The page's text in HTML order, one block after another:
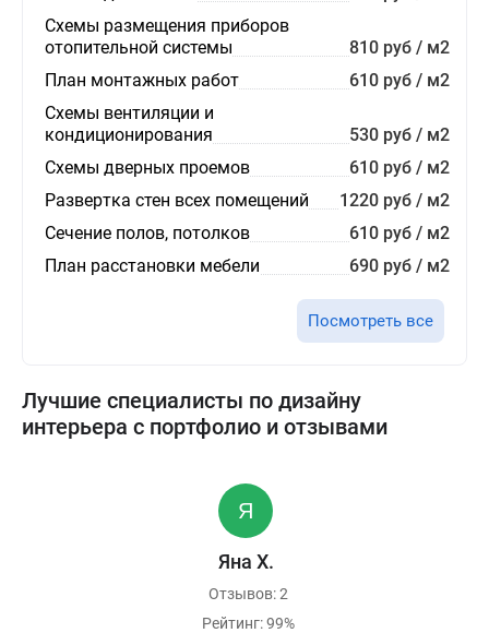
Схемы размещения приборов
отопительной системы
810 руб / м2
План монтажных работ
610 руб / м2
Схемы вентиляции и
кондиционирования
530 руб / м2
Схемы дверных проемов
610 руб / м2
Развертка стен всех помещений
1220 руб / м2
Сечение полов, потолков
610 руб / м2
План расстановки мебели
690 руб / м2
Посмотреть все
Лучшие специалисты по дизайну
интерьера с портфолио и отзывами
Яна Х.
Отзывов: 2
Рейтинг: 99%